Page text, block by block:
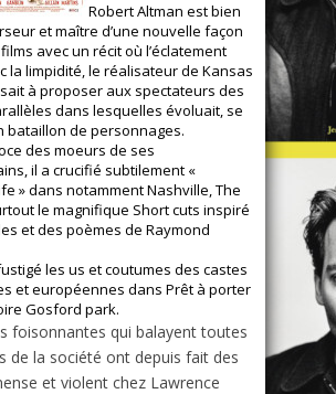
Robert Altman est bien
et maître d’une nouvelle façon
avec un récit où l’éclatement
la limpidité, le réalisateur de Kansas
à proposer aux spectateurs des
dans lesquelles évoluait, se
bataillon de personnages.
des moeurs de ses
il a crucifié subtilement «
» dans notammentNashville,The
le magnifique Short cuts inspiré
et des poèmes de Raymond
les us et coutumes des castes
et européennes dans Prêt à porter
Gosford park.
foisonnantes qui balayent toutes
de la société ont depuis fait des
et violent chez Lawrence